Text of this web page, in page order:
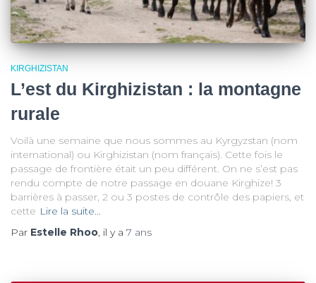
KIRGHIZISTAN
L’est du Kirghizistan : la montagne
rurale
Voilà une semaine que nous sommes au Kyrgyzstan (nom
international) ou Kirghizistan (nom français). Cette fois le
passage de frontière était un peu différent. On ne s’est pas
rendu compte de notre passage en douane Kirghize! 3
barrières à passer, 2 ou 3 postes de contrôle des papiers, et
cette Lire la suite…
Par Estelle Rhoo, il y a 7 ans